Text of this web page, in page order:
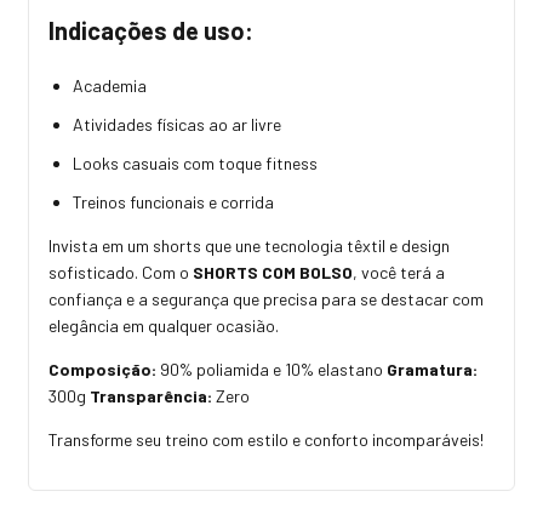
Indicações de uso:
Academia
Atividades físicas ao ar livre
Looks casuais com toque fitness
Treinos funcionais e corrida
Invista em um shorts que une tecnologia têxtil e design
sofisticado. Com o SHORTS COM BOLSO, você terá a
confiança e a segurança que precisa para se destacar com
elegância em qualquer ocasião.
Composição: 90% poliamida e 10% elastano Gramatura:
300g Transparência: Zero
Transforme seu treino com estilo e conforto incomparáveis!